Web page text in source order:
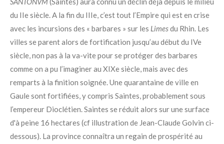
du IIe siècle. A la fin du IIIe, c’est tout l’Empire qui est en crise
avec les incursions des « barbares » sur les Limesdu Rhin. Les
villes se parent alors de fortification jusqu’au début du IVe
siècle, non pas à la va-vite pour se protéger des barbares
comme on a pu l’imaginer au XIXe siècle, mais avec des
remparts à la finition soignée. Une quarantaine de ville en
Gaule sont fortifiées, y compris Saintes, probablement sous
l’empereur Dioclétien. Saintes se réduit alors sur une surface
d'à peine 16 hectares (cf illustration de Jean-Claude Golvin ci-
dessous). La province connaîtra un regain de prospérité au